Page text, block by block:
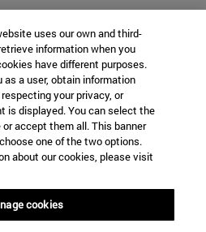
uses our own and third-
information when you
have different purposes.
a user, obtain information
your privacy, or
is displayed. You can select the
accept them all. This banner
one of the two options.
about our cookies, please visit
cookies